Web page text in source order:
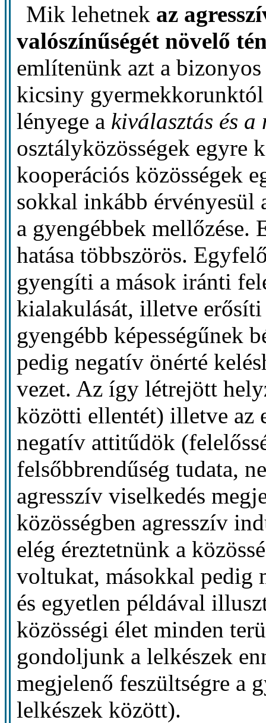
Mik lehetnek az
valószínűségét növelő
említenünk azt a
kicsiny
lényege a kiválasztás és a
osztályközösségek egyre
kooperációs közösségek
sokkal inkább érvényesül
a gyengébbek mellőzése.
hatása többszörös.
gyengíti a mások iránti
kialakulását, illetve
gyengébb képességűnek
pedig negatív önérté
vezet. Az így létrejött
közötti ellentét) illetve az
negatív attitűdök
felsőbbrendűség tudata,
agresszív viselkedés
közösségben agresszív
elég éreztetnünk a
voltukat, másokkal pedig
és egyetlen példával
közösségi élet minden
gondoljunk a lelkészek
megjelenő feszültségre a
lelkészek között).